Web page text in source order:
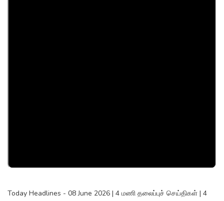
Today Headlines - 08 June 2026 | 4 மணி தலைப்புச் செய்திகள் | 4